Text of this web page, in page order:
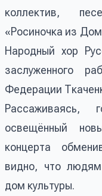
коллектив,
«Росиночка из
Народный хор
заслуженного
Федерации
Рассаживаясь,
освещённый
концерта
видно, что людям
дом культуры.